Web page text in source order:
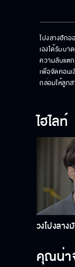
โปงลางฮัก
เองได้รับบา
ความลับแต
เพื่อจัดคอน
กล่อมให้ลูก
ไฮไลท์
วงโปงลา
คุณน่า